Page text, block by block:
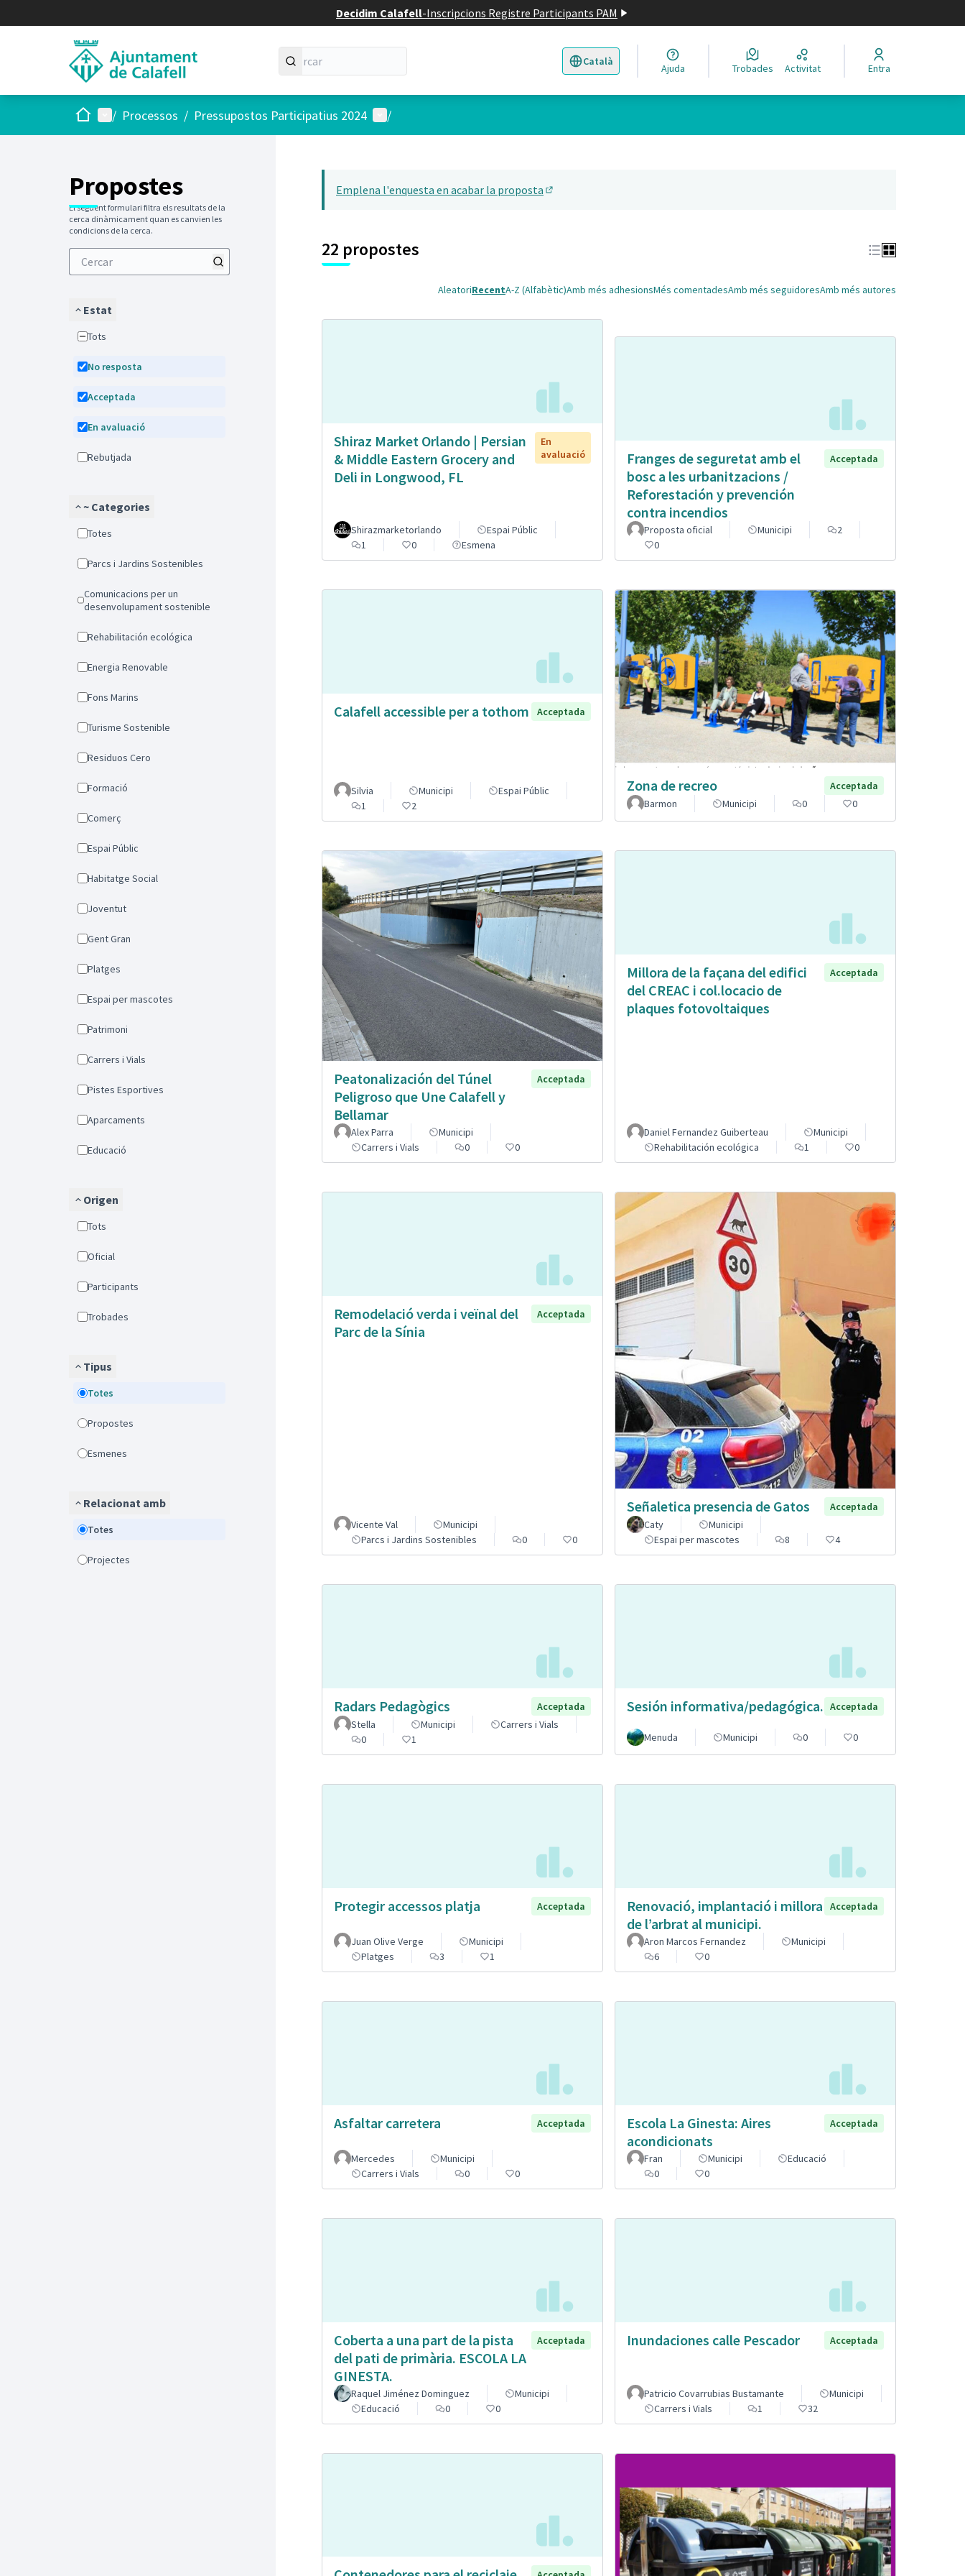
Decidim Calafell-Inscripcions Registre Participants PAM
Català
Triar la llengua Elegir el idioma
Ajuda Trobades Activitat Entra
Inici Menú principal
/ Processos / Pressupostos Participatius 2024 Menú d'usuari
/
Propostes
El següent formulari filtra els resultats de la
cerca dinàmicament quan es canvien les
condicions de la cerca.
Estat
Tots
No resposta
Acceptada
En avaluació
Rebutjada
~ Categories
Totes
Parcs i Jardins Sostenibles
Comunicacions per un
desenvolupament sostenible
Rehabilitación ecológica
Energia Renovable
Fons Marins
Turisme Sostenible
Residuos Cero
Formació
Comerç
Espai Públic
Habitatge Social
Joventut
Gent Gran
Platges
Espai per mascotes
Patrimoni
Carrers i Vials
Pistes Esportives
Aparcaments
Educació
Origen
Tots
Oficial
Participants
Trobades
Tipus
Totes
Propostes
Esmenes
Relacionat amb
Totes
Projectes
Emplena l'enquesta en acabar la proposta
22 propostes
AleatoriRecentA-Z (Alfabètic)Amb més adhesionsMés comentadesAmb més seguidoresAmb més autores
Shiraz Market Orlando | Persian
& Middle Eastern Grocery and
Deli in Longwood, FL
En
avaluació
Shirazmarketorlando
Espai Públic
1
0 Esmena
Franges de seguretat amb el
bosc a les urbanitzacions /
Reforestación y prevención
contra incendios
Acceptada
Proposta oficial Municipi
2
0
Calafell accessible per a tothom Acceptada
Silvia Municipi
Espai Públic
1
2
Zona de recreo
Acceptada
Barmon
Municipi 0 0
Peatonalización del Túnel
Peligroso que Une Calafell y
Bellamar
Acceptada
Alex Parra
Municipi
Carrers i Vials
0 0
Millora de la façana del edifici
del CREAC i col.locacio de
plaques fotovoltaiques
Acceptada
Daniel Fernandez Guiberteau
Municipi
Rehabilitación ecológica
1 0
Remodelació verda i veïnal del
Parc de la Sínia
Acceptada
Vicente Val
Municipi
Parcs i Jardins Sostenibles
0 0
Señaletica presencia de Gatos
Acceptada
Caty
Municipi
Espai per mascotes
8 4
Radars Pedagògics
Acceptada
Stella
Municipi
Carrers i Vials
0
1
Sesión informativa/pedagógica. Acceptada
Menuda Municipi 0 0
Protegir accessos platja Acceptada
Juan Olive Verge
Municipi
Platges
3 1
Renovació, implantació i millora
de l’arbrat al municipi.
Acceptada
Aron Marcos Fernandez
Municipi
6
0
Asfaltar carretera Acceptada
Mercedes
Municipi
Carrers i Vials
0 0
Escola La Ginesta: Aires
acondicionats
Acceptada
Fran Municipi
Educació
0
0
Coberta a una part de la pista
del pati de primària. ESCOLA LA
GINESTA.
Acceptada
Raquel Jiménez Dominguez
Municipi
Educació
0 0
Inundaciones calle Pescador Acceptada
Patricio Covarrubias Bustamante
Municipi
Carrers i Vials
1 32